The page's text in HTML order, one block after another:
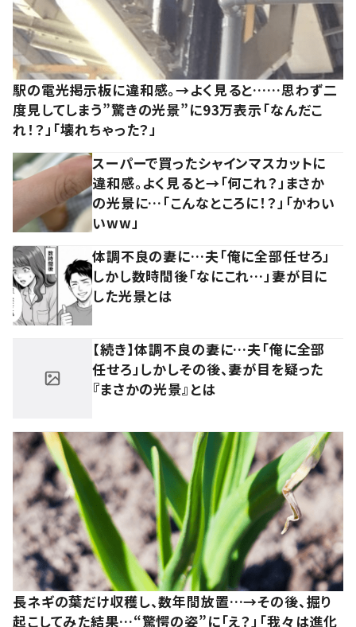
駅の電光掲示板に違和感。→よく見ると……思わず二
度見してしまう”驚きの光景”に93万表示「なんだこ
れ！？」「壊れちゃった？」
スーパーで買ったシャインマスカットに
違和感。よく見ると→「何これ？」まさか
の光景に…「こんなところに！？」「かわい
いww」
体調不良の妻に…夫「俺に全部任せろ」
しかし数時間後「なにこれ…」妻が目に
した光景とは
【続き】体調不良の妻に…夫「俺に全部
任せろ」しかしその後、妻が目を疑った
『まさかの光景』とは
長ネギの葉だけ収穫し、数年間放置…→その後、掘り
起こしてみた結果…“驚愕の姿”に「え？」「我々は進化